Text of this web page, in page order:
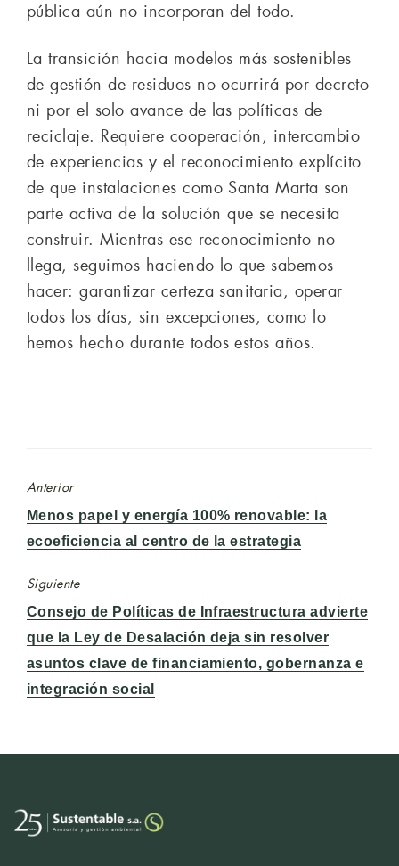
pública aún no incorporan del todo.
La transición hacia modelos más sostenibles
de gestión de residuos no ocurrirá por decreto
ni por el solo avance de las políticas de
reciclaje. Requiere cooperación, intercambio
de experiencias y el reconocimiento explícito
de que instalaciones como Santa Marta son
parte activa de la solución que se necesita
construir. Mientras ese reconocimiento no
llega, seguimos haciendo lo que sabemos
hacer: garantizar certeza sanitaria, operar
todos los días, sin excepciones, como lo
hemos hecho durante todos estos años.
Anterior
Entrada
anterior:
Menos papel y energía 100% renovable: la
ecoeficiencia al centro de la estrategia
Siguiente
Entrada
siguiente:
Consejo de Políticas de Infraestructura advierte
que la Ley de Desalación deja sin resolver
asuntos clave de financiamiento, gobernanza e
integración social